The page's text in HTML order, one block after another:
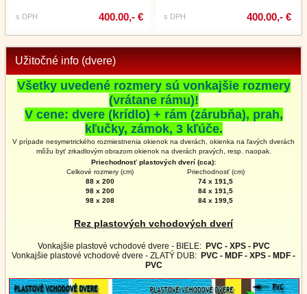
s DPH 400.00,- € s DPH 400.00,- €
Užitočné info (dvere)
Všetky uvedené rozmery sú vonkajšie rozmery
(vrátane rámu)!
V cene: dvere (krídlo) + rám (zárubňa), prah,
kľučky, zámok, 3 kľúče.
V prípade nesymetrického rozmiestnenia okienok na dverách, okienka na ľavých dverách
môžu byť zrkadlovým obrazom okienok na dverách pravých, resp. naopak.
Priechodnosť plastových dverí (cca):
Celkové rozmery (cm)
Priechodnosť (cm)
88 x 200
74 x 191,5
98 x 200
84 x 191,5
98 x 208
84 x 199,5
Rez plastových vchodových dverí
Vonkajšie plastové vchodové dvere - BIELE: PVC - XPS - PVC
Vonkajšie plastové vchodové dvere - ZLATÝ DUB: PVC - MDF - XPS - MDF -
PVC